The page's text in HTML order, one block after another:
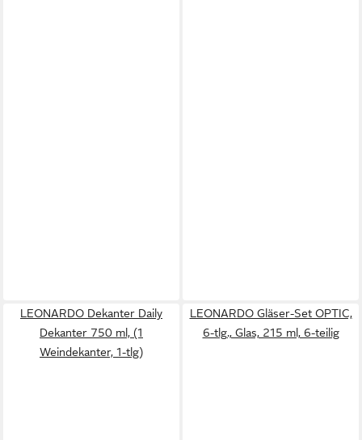
LEONARDO Dekanter Daily
Dekanter 750 ml, (1
Weindekanter, 1-tlg)
LEONARDO Gläser-Set OPTIC,
6-tlg., Glas, 215 ml, 6-teilig